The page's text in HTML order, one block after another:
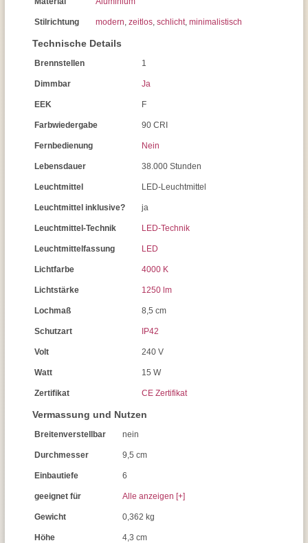
Stilrichtung modern, zeitlos, schlicht, minimalistisch
Technische Details
Brennstellen 1
Dimmbar Ja
EEK F
Farbwiedergabe 90 CRI
Fernbedienung Nein
Lebensdauer 38.000 Stunden
Leuchtmittel LED-Leuchtmittel
Leuchtmittel inklusive? ja
Leuchtmittel-Technik LED-Technik
Leuchtmittelfassung LED
Lichtfarbe 4000 K
Lichtstärke 1250 lm
Lochmaß 8,5 cm
Schutzart IP42
Volt 240 V
Watt 15 W
Zertifikat CE Zertifikat
Vermassung und Nutzen
Breitenverstellbar nein
Durchmesser 9,5 cm
Einbautiefe 6
geeignet für Alle anzeigen [+]
Gewicht 0,362 kg
Höhe 4,3 cm